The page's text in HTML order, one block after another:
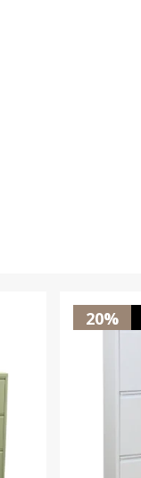
20%